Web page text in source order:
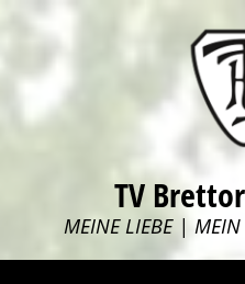
TV
MEINE LIEBE |